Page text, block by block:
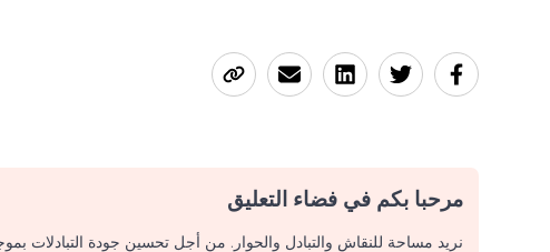
مرحبا بكم في فضاء التعليق
نريد مساحة للنقاش والتبادل والحوار. من أجل تحسين جودة التبادلات